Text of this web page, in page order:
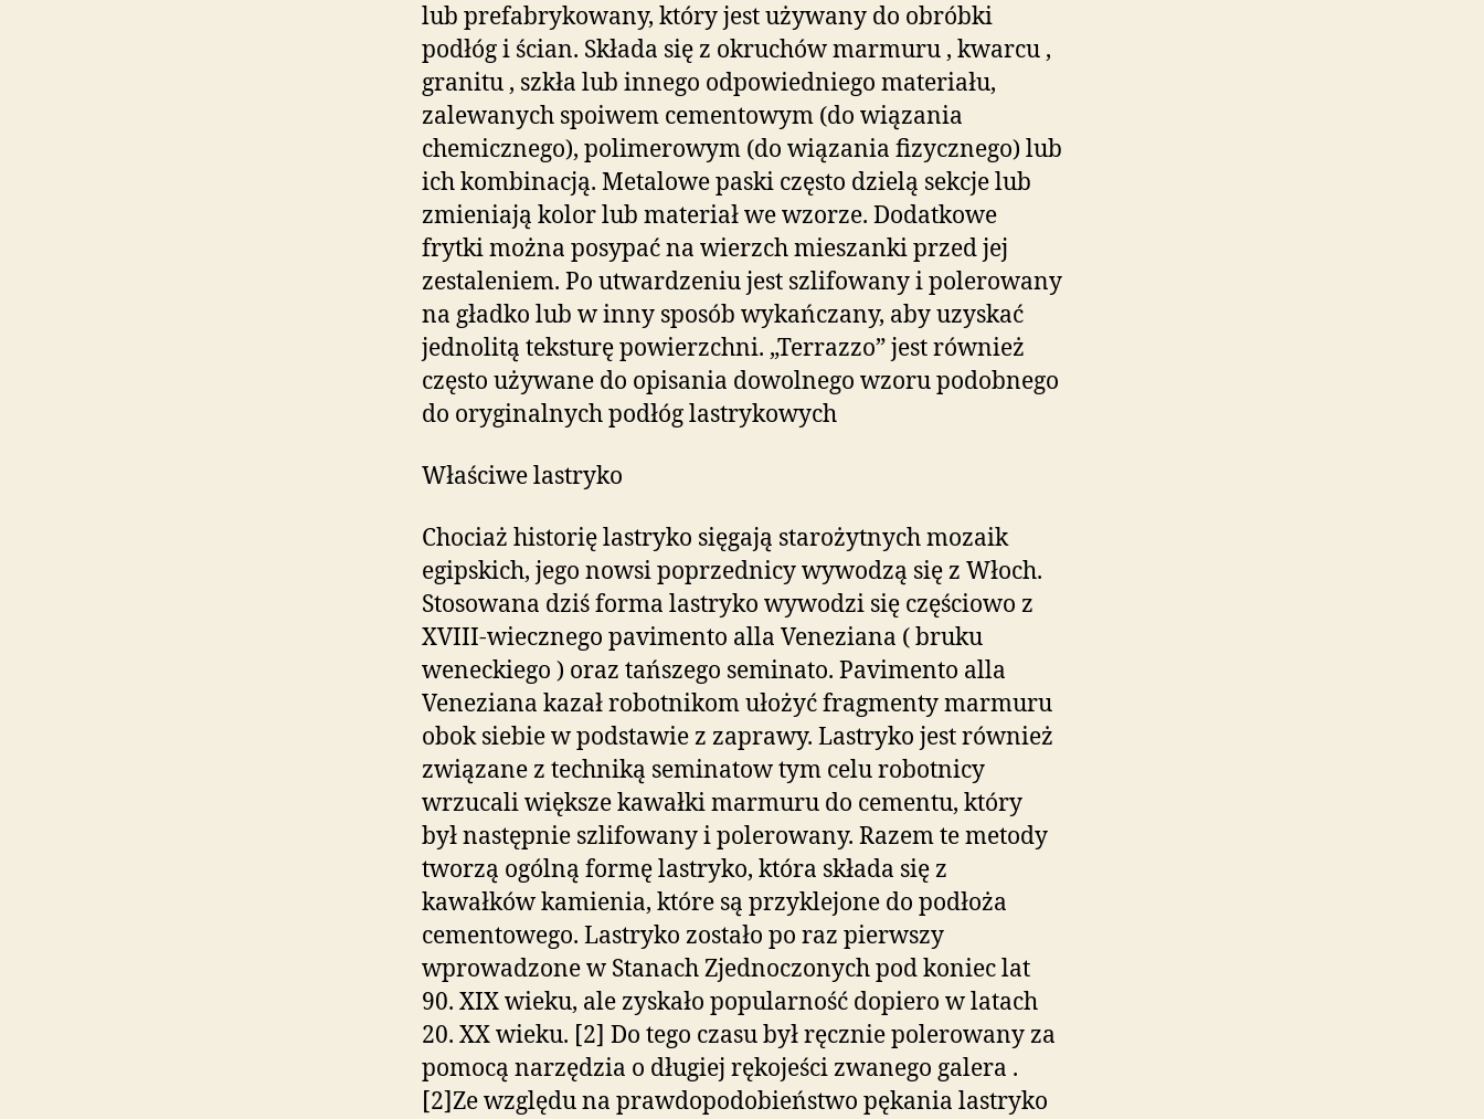
lub prefabrykowany, który jest używany do obróbki
podłóg i ścian. Składa się z okruchów marmuru , kwarcu ,
granitu , szkła lub innego odpowiedniego materiału,
zalewanych spoiwem cementowym (do wiązania
chemicznego), polimerowym (do wiązania fizycznego) lub
ich kombinacją. Metalowe paski często dzielą sekcje lub
zmieniają kolor lub materiał we wzorze. Dodatkowe
frytki można posypać na wierzch mieszanki przed jej
zestaleniem. Po utwardzeniu jest szlifowany i polerowany
na gładko lub w inny sposób wykańczany, aby uzyskać
jednolitą teksturę powierzchni. „Terrazzo” jest również
często używane do opisania dowolnego wzoru podobnego
do oryginalnych podłóg lastrykowych
Właściwe lastryko
Chociaż historię lastryko sięgają starożytnych mozaik
egipskich, jego nowsi poprzednicy wywodzą się z Włoch.
Stosowana dziś forma lastryko wywodzi się częściowo z
XVIII-wiecznego pavimento alla Veneziana ( bruku
weneckiego ) oraz tańszego seminato. Pavimento alla
Veneziana kazał robotnikom ułożyć fragmenty marmuru
obok siebie w podstawie z zaprawy. Lastryko jest również
związane z techniką seminatow tym celu robotnicy
wrzucali większe kawałki marmuru do cementu, który
był następnie szlifowany i polerowany. Razem te metody
tworzą ogólną formę lastryko, która składa się z
kawałków kamienia, które są przyklejone do podłoża
cementowego. Lastryko zostało po raz pierwszy
wprowadzone w Stanach Zjednoczonych pod koniec lat
90. XIX wieku, ale zyskało popularność dopiero w latach
20. XX wieku. [2] Do tego czasu był ręcznie polerowany za
pomocą narzędzia o długiej rękojeści zwanego galera .
[2]Ze względu na prawdopodobieństwo pękania lastryko